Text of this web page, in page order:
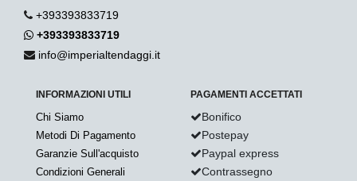
+393393833719
+393393833719
info@imperialtendaggi.it
INFORMAZIONI UTILI
Chi Siamo
Metodi Di Pagamento
Garanzie Sull'acquisto
Condizioni Generali
PAGAMENTI ACCETTATI
Bonifico
Postepay
Paypal express
Contrassegno